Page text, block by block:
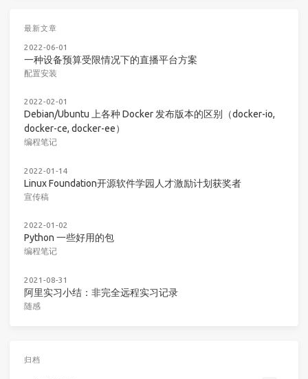
最新文章
2022-06-01
一种设备预算受限情况下的直播平台方案
配置安装
2022-02-01
Debian/Ubuntu 上各种 Docker 发布版本的区别（docker-io,
docker-ce, docker-ee）
编程笔记
2022-01-14
Linux Foundation开源软件学园人才激励计划获奖者
宣传稿
2022-01-02
Python 一些好用的包
编程笔记
2021-08-31
阿里实习小结：非完全远程实习记录
随感
归档